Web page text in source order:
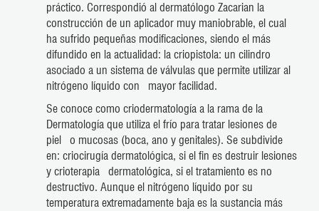
práctico. Correspondió al dermatólogo Zacarian la
construcción de un aplicador muy maniobrable, el cual
ha sufrido pequeñas modificaciones, siendo el más
difundido en la actualidad: la criopistola: un cilindro
asociado a un sistema de válvulas que permite utilizar al
nitrógeno líquido con mayor facilidad.
Se conoce como criodermatología a la rama de la
Dermatología que utiliza el frío para tratar lesiones de
piel o mucosas (boca, ano y genitales). Se subdivide
en: criocirugía dermatológica, si el fin es destruir lesiones
y crioterapia dermatológica, si el tratamiento es no
destructivo. Aunque el nitrógeno líquido por su
temperatura extremadamente baja es la sustancia más